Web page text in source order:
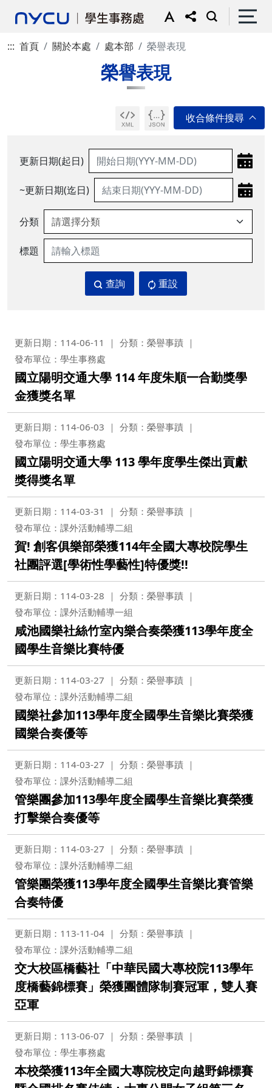
::: 首頁 關於本處 處本部 榮譽表現
榮譽表現
更新日期(起日)
~更新日期(迄日)
分類
標題
查詢 重設
更新日期：114-06-11
分類：榮譽事蹟
發布單位：學生事務處
國立陽明交通大學 114 年度朱順一合勤獎學
金獲獎名單
更新日期：114-06-03
分類：榮譽事蹟
發布單位：學生事務處
國立陽明交通大學 113 學年度學生傑出貢獻
獎得獎名單
更新日期：114-03-31
分類：榮譽事蹟
發布單位：課外活動輔導二組
賀! 創客俱樂部榮獲114年全國大專校院學生
社團評選[學術性學藝性]特優獎!!
更新日期：114-03-28
分類：榮譽事蹟
發布單位：課外活動輔導一組
咸池國樂社絲竹室內樂合奏榮獲113學年度全
國學生音樂比賽特優
更新日期：114-03-27
分類：榮譽事蹟
發布單位：課外活動輔導二組
國樂社參加113學年度全國學生音樂比賽榮獲
國樂合奏優等
更新日期：114-03-27
分類：榮譽事蹟
發布單位：課外活動輔導二組
管樂團參加113學年度全國學生音樂比賽榮獲
打擊樂合奏優等
更新日期：114-03-27
分類：榮譽事蹟
發布單位：課外活動輔導二組
管樂團榮獲113學年度全國學生音樂比賽管樂
合奏特優
更新日期：113-11-04
分類：榮譽事蹟
發布單位：課外活動輔導二組
交大校區橋藝社「中華民國大專校院113學年
度橋藝錦標賽」榮獲團體隊制賽冠軍，雙人賽
亞軍
更新日期：113-06-07
分類：榮譽事蹟
發布單位：學生事務處
本校榮獲113年全國大專院校定向越野錦標賽